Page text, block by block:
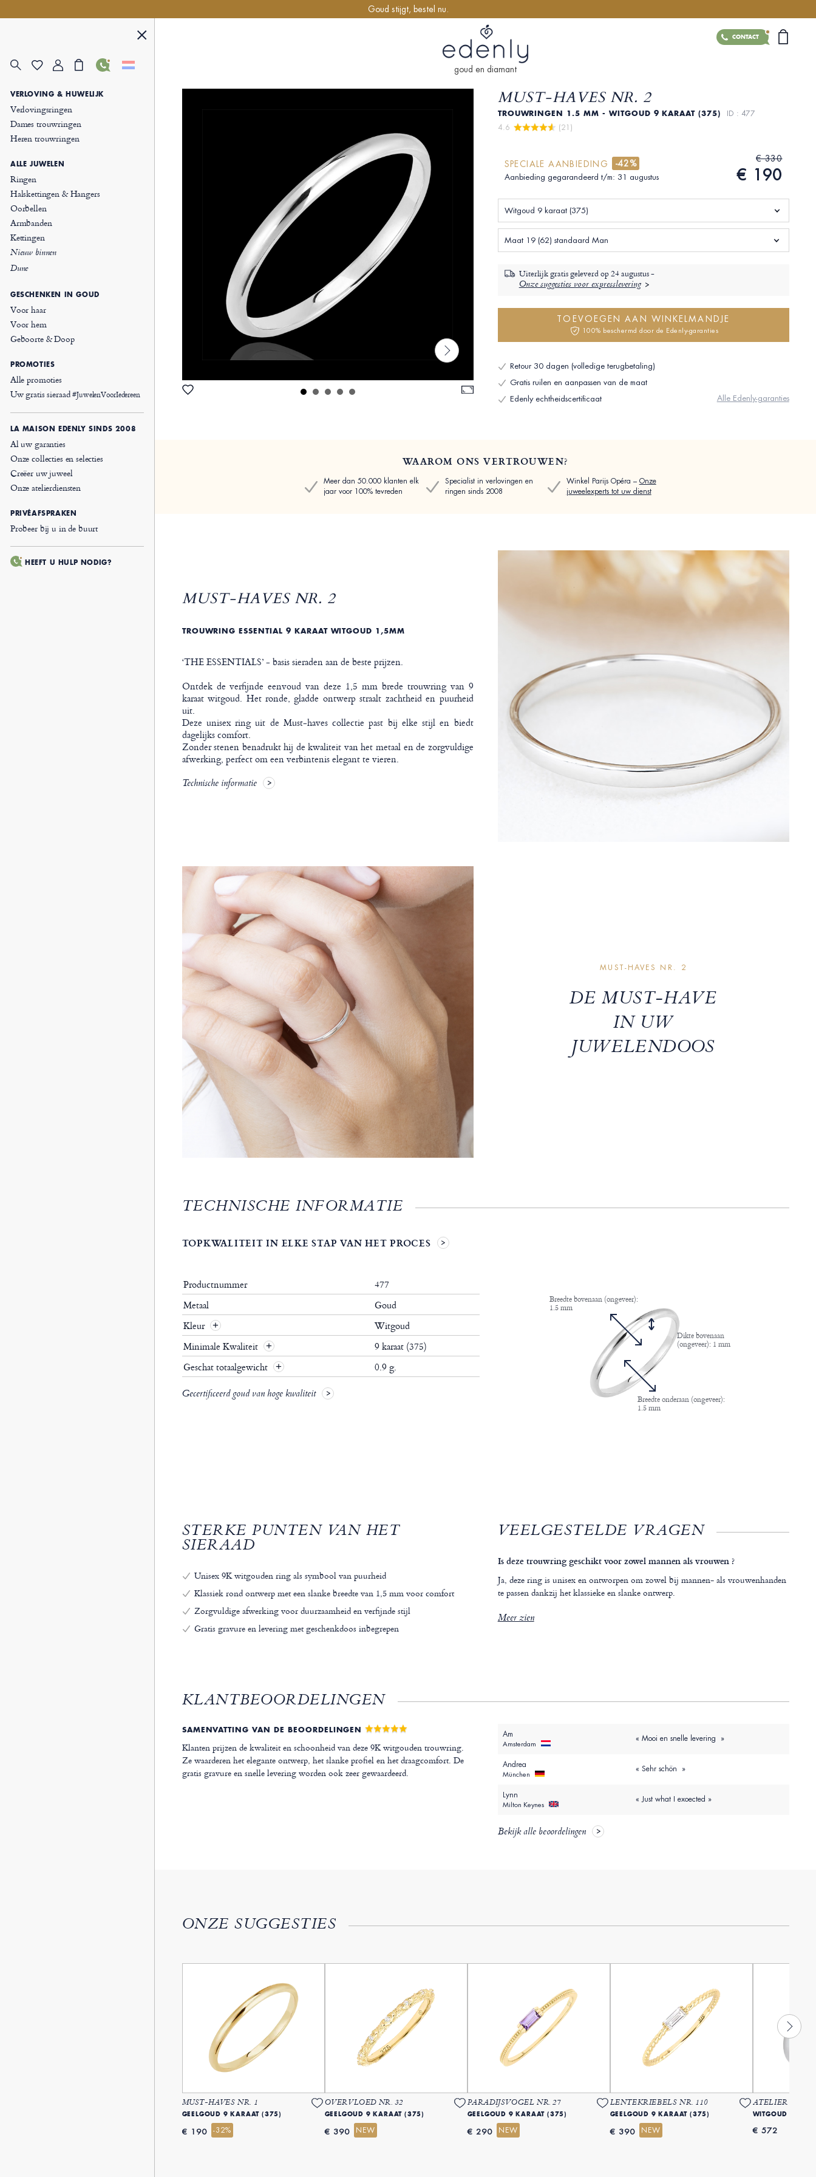
VERLOVING & HUWELIJK
Verlovingsringen
Dames trouwringen
Heren trouwringen
ALLE JUWELEN
Ringen
Halskettingen & Hangers
Oorbellen
Armbanden
Kettingen
Nieuw binnen
Dune
GESCHENKEN IN GOUD
Voor haar
Voor hem
Geboorte & Doop
PROMOTIES
Alle promoties
Uw gratis sieraad#JuwelenVoorIedereen
LA MAISON EDENLY SINDS 2008
Al uw garanties
Onze collecties en selecties
Creëer uw juweel
Onze atelierdiensten
PRIVÉAFSPRAKEN
Probeer bij u in de buurt
HEEFT U HULP NODIG?
Goud stijgt, bestel nu.
CONTACT
goud en diamant
MUST-HAVES NR. 2
TROUWRINGEN 1.5 MM - WITGOUD 9 KARAAT (375) ID : 477
4.6
(21)
SPECIALE AANBIEDING -42%
Aanbieding gegarandeerd t/m: 31 augustus
€ 330
€ 190
Witgoud 9 karaat (375)
Maat 19 (62) standaard Man
Uiterlijk gratis geleverd op24 augustus -
Onze suggesties voor expresslevering
TOEVOEGEN AAN WINKELMANDJE
100% beschermd door de Edenly-garanties
Retour 30 dagen (volledige terugbetaling)
Gratis ruilen en aanpassen van de maat
Edenly echtheidscertificaat
Alle Edenly-garanties
WAAROM ONS VERTROUWEN?
Meer dan 50.000 klanten elk
jaar voor 100% tevreden
Specialist in verlovingen en
ringen sinds 2008
Winkel Parijs Opéra – Onze
juweelexperts tot uw dienst
MUST-HAVES NR. 2
TROUWRING ESSENTIAL 9 KARAAT WITGOUD 1,5MM
‘THE ESSENTIALS’ - basis sieraden aan de beste prijzen.
Ontdek de verfijnde eenvoud van deze 1,5 mm brede trouwring van 9
karaat witgoud. Het ronde, gladde ontwerp straalt zachtheid en puurheid
uit.
Deze unisex ring uit de Must-haves collectie past bij elke stijl en biedt
dagelijks comfort.
Zonder stenen benadrukt hij de kwaliteit van het metaal en de zorgvuldige
afwerking, perfect om een verbintenis elegant te vieren.
Technische informatie
MUST-HAVES NR. 2
DE MUST-HAVE
IN UW
JUWELENDOOS
TECHNISCHE INFORMATIE
TOPKWALITEIT IN ELKE STAP VAN HET PROCES
Productnummer
477
Metaal
Goud
Kleur
Witgoud
Minimale Kwaliteit
9 karaat (375)
Geschat totaalgewicht
0.9 g.
Gecertificeerd goud van hoge kwaliteit
Breedte bovenaan (ongeveer):
1.5 mm
Dikte bovenaan
(ongeveer): 1 mm
Breedte onderaan (ongeveer):
1.5 mm
STERKE PUNTEN VAN HET
SIERAAD
Unisex 9K witgouden ring als symbool van puurheid
Klassiek rond ontwerp met een slanke breedte van 1,5 mm voor comfort
Zorgvuldige afwerking voor duurzaamheid en verfijnde stijl
Gratis gravure en levering met geschenkdoos inbegrepen
VEELGESTELDE VRAGEN
Is deze trouwring geschikt voor zowel mannen als vrouwen ?
Ja, deze ring is unisex en ontworpen om zowel bij mannen- als vrouwenhanden
te passen dankzij het klassieke en slanke ontwerp.
Meer zien
KLANTBEOORDELINGEN
SAMENVATTING VAN DE BEOORDELINGEN
Klanten prijzen de kwaliteit en schoonheid van deze 9K witgouden trouwring.
Ze waarderen het elegante ontwerp, het slanke profiel en het draagcomfort. De
gratis gravure en snelle levering worden ook zeer gewaardeerd.
Am
Amsterdam
« Mooi en snelle levering »
Andrea
München
« Sehr schön »
Lynn
Milton Keynes
« Just what I exoected »
Bekijk alle beoordelingen
ONZE SUGGESTIES
MUST-HAVES NR. 1
GEELGOUD 9 KARAAT (375)
€ 190 -32%
OVERVLOED NR. 32
GEELGOUD 9 KARAAT (375)
€ 390 NEW
PARADIJSVOGEL NR. 27
GEELGOUD 9 KARAAT (375)
€ 290 NEW
LENTEKRIEBELS NR. 110
GEELGOUD 9 KARAAT (375)
€ 390 NEW
ATELIER
WITGOUD 9
€ 572